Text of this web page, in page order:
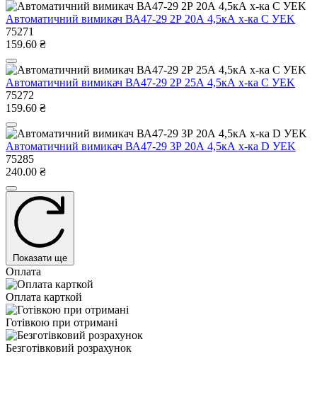
Автоматичний вимикач ВА47-29 2Р 20А 4,5кА х-ка C УEK
75271
159.60 ₴
Автоматичний вимикач ВА47-29 2Р 25А 4,5кА х-ка C УEK
75272
159.60 ₴
Автоматичний вимикач ВА47-29 3Р 20А 4,5кА х-ка D УEK
75285
240.00 ₴
Показати ще
Оплата
Оплата карткой
Готівкою при отримані
Безготівковий розрахунок